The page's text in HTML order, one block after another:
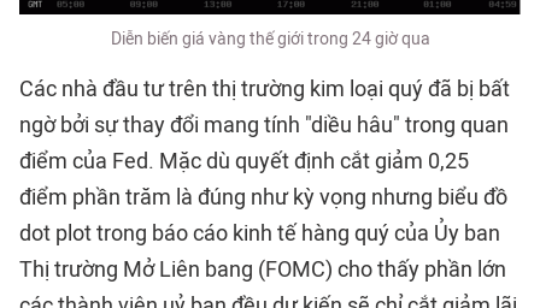
Diễn biến giá vàng thế giới trong 24 giờ qua
Các nhà đầu tư trên thị trường kim loại quý đã bị bất
ngờ bởi sự thay đổi mang tính "diều hâu" trong quan
điểm của Fed. Mặc dù quyết định cắt giảm 0,25
điểm phần trăm là đúng như kỳ vọng nhưng biểu đồ
dot plot trong báo cáo kinh tế hàng quý của Ủy ban
Thị trường Mở Liên bang (FOMC) cho thấy phần lớn